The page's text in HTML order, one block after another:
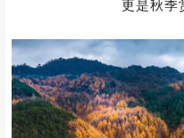
捕捉
赏漫